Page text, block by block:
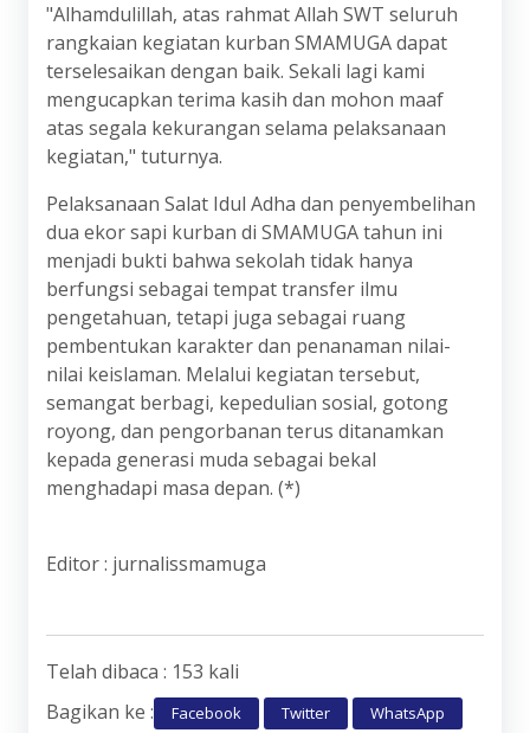
"Alhamdulillah, atas rahmat Allah SWT seluruh
rangkaian kegiatan kurban SMAMUGA dapat
terselesaikan dengan baik. Sekali lagi kami
mengucapkan terima kasih dan mohon maaf
atas segala kekurangan selama pelaksanaan
kegiatan," tuturnya.
Pelaksanaan Salat Idul Adha dan penyembelihan
dua ekor sapi kurban di SMAMUGA tahun ini
menjadi bukti bahwa sekolah tidak hanya
berfungsi sebagai tempat transfer ilmu
pengetahuan, tetapi juga sebagai ruang
pembentukan karakter dan penanaman nilai-
nilai keislaman. Melalui kegiatan tersebut,
semangat berbagi, kepedulian sosial, gotong
royong, dan pengorbanan terus ditanamkan
kepada generasi muda sebagai bekal
menghadapi masa depan. (*)
Editor : jurnalissmamuga
Telah dibaca : 153 kali
Bagikan ke :
Facebook Twitter
WhatsApp